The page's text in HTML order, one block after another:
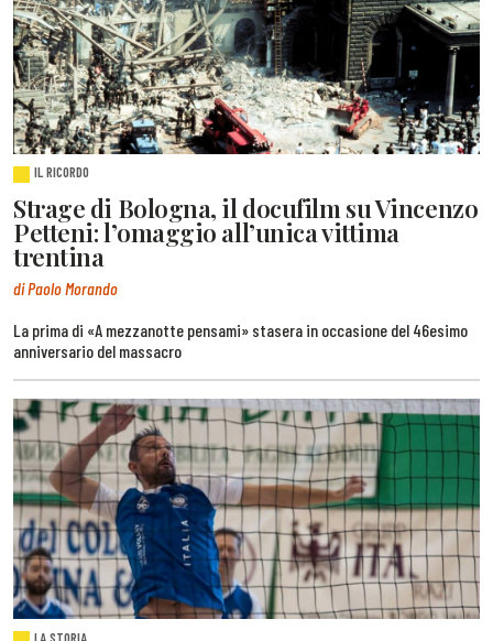
IL RICORDO
Strage di Bologna, il docufilm su Vincenzo
Petteni: l’omaggio all’unica vittima
trentina
di Paolo Morando
La prima di «A mezzanotte pensami» stasera in occasione del 46esimo
anniversario del massacro
LA STORIA